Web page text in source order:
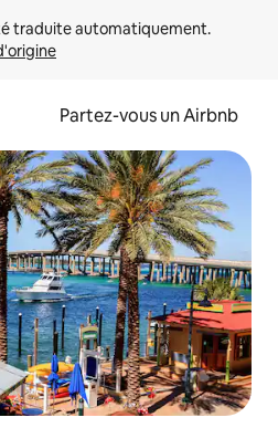
Partez-vous un Airbnb